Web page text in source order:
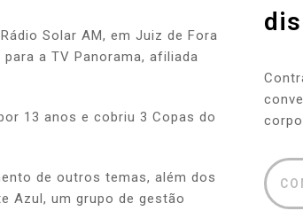
Solar AM, em Juiz de Fora
a TV Panorama, afiliada
13 anos e cobriu 3 Copas do
de outros temas, além dos
Azul, um grupo de gestão